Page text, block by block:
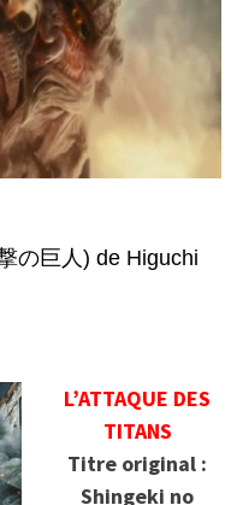
の巨人) de Higuchi
L’ATTAQUE DES
TITANS
Titre original :
Shingeki no